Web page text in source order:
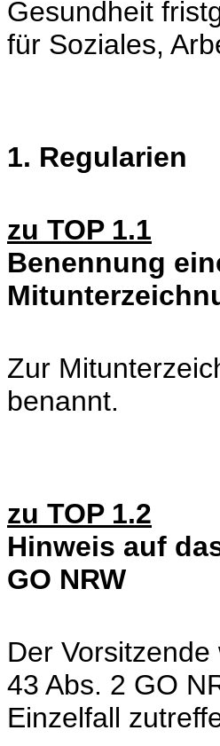
Gesundheit
für Soziales,
1. Regularien
zu TOP 1.1
Benennung
Zur
benannt.
zu TOP 1.2
Hinweis auf
GO NRW
Der
43 Abs. 2 GO
Einzelfall